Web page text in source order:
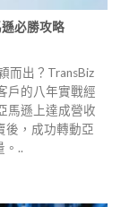
必勝攻略
而出？TransBiz
戶的八年實戰經
馬遜上達成營收
後，成功轉動亞
。..